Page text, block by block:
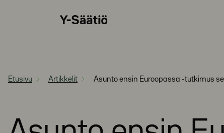
Etusivu Artikkelit Asunto ensin Euroopassa -tutkimus